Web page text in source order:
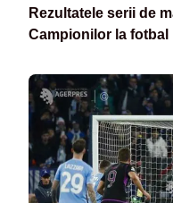
Rezultatele serii de
Campionilor la fotbal